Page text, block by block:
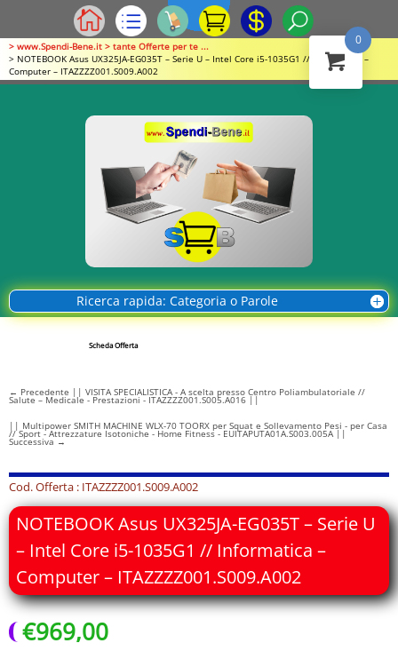
> www.Spendi-Bene.it > tante Offerte per te ...
> NOTEBOOK Asus UX325JA-EG035T – Serie U – Intel Core i5-1035G1 // Informatica –
Computer – ITAZZZZ001.S009.A002
Ricerca rapida: Categoria o Parole
Scheda Offerta
← Precedente || VISITA SPECIALISTICA - A scelta presso Centro Poliambulatoriale //
Salute – Medicale - Prestazioni - ITAZZZZ001.S005.A016 ||
|| Multipower SMITH MACHINE WLX-70 TOORX per Squat e Sollevamento Pesi - per Casa
// Sport - Attrezzature Isotoniche - Home Fitness - EUITAPUTA01A.S003.005A ||
Successiva →
Cod. Offerta : ITAZZZZ001.S009.A002
NOTEBOOK Asus UX325JA-EG035T – Serie U
– Intel Core i5-1035G1 // Informatica –
Computer – ITAZZZZ001.S009.A002
€969,00
0